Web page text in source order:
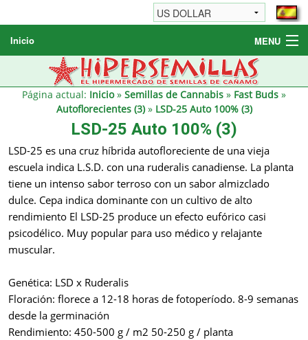
Inicio MENU
Semillas de cannabis
Otros productos
Revendedores
Página actual: Inicio» Semillas de Cannabis » Fast Buds »
Autoflorecientes (3)» LSD-25 Auto 100% (3)
LSD-25 Auto 100% (3)
LSD-25 es una cruz híbrida autofloreciente de una vieja
escuela indica L.S.D. con una ruderalis canadiense. La planta
tiene un intenso sabor terroso con un sabor almizclado
dulce. Cepa indica dominante con un cultivo de alto
rendimiento El LSD-25 produce un efecto eufórico casi
psicodélico. Muy popular para uso médico y relajante
muscular.
Genética: LSD x Ruderalis
Floración: florece a 12-18 horas de fotoperíodo. 8-9 semanas
desde la germinación
Rendimiento: 450-500 g / m2 50-250 g / planta